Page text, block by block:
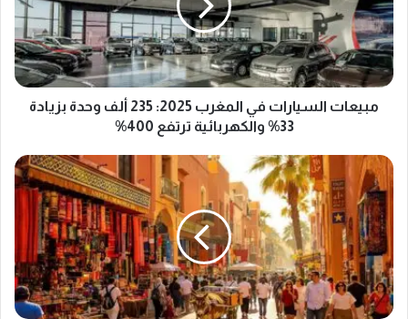
2025:
235
ألف
وحدة
بزيادة
33%
400%
مبيعات السيارات في المغرب 2025: 235 ألف وحدة بزيادة
33% والكهربائية ترتفع 400%
السياحة
في
المغرب
2025:
19.8
مليون
سائح
و124